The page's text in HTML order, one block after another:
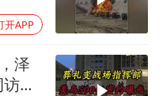
开APP
泽
白